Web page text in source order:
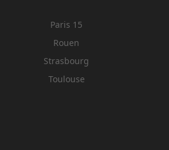
Paris 15
Rouen
Strasbourg
Toulouse